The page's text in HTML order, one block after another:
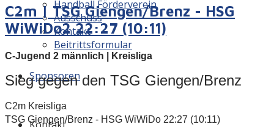
Handball Förderverein
Ausschuss
Kontakt
Beitrittsformular
Sponsoren
C2m | TSG Giengen/Brenz - HSG
WiWiDo2 22:27 (10:11)
C-Jugend 2 männlich | Kreisliga
Sieg gegen den TSG Giengen/Brenz
C2m Kreisliga
TSG Giengen/Brenz - HSG WiWiDo 22:27 (10:11)